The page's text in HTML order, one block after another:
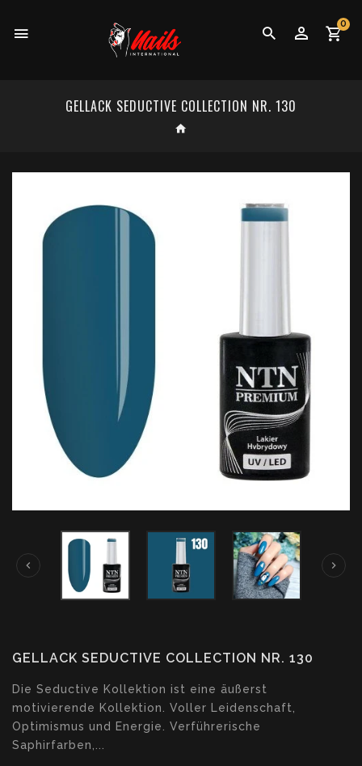
0
GELLACK SEDUCTIVE COLLECTION NR. 130
GELLACK SEDUCTIVE COLLECTION NR. 130
Translation
missing:
de.products.product.loader_label
Die Seductive Kollektion ist eine äußerst
motivierende Kollektion. Voller Leidenschaft,
Optimismus und Energie. Verführerische
Saphirfarben,...